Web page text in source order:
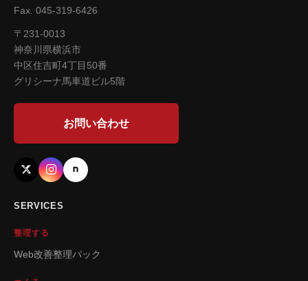
Fax. 045-319-6426
〒231-0013
神奈川県横浜市
中区住吉町4丁目50番
グリシーナ馬車道ビル5階
お問い合わせ
SERVICES
整理する
Web改善整理パック